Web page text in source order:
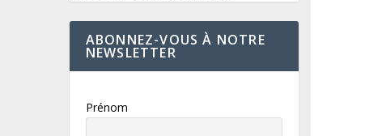
ABONNEZ-VOUS À NOTRE
NEWSLETTER
Prénom